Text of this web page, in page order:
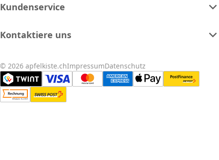
Kundenservice
Kontaktiere uns
© 2026 apfelkiste.chImpressumDatenschutz